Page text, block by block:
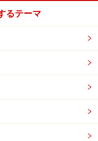
るテーマ